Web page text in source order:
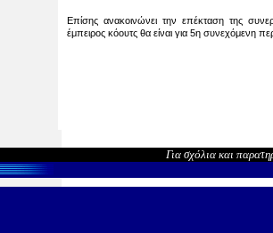
Επίσης ανακοινώνει την επέκταση της
έμπειρος κόουτςθα είναι για 5η συνεχόμενη
Για σχόλια και